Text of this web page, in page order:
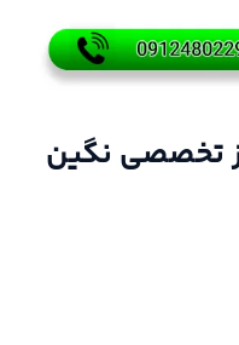
تخصصی نگین